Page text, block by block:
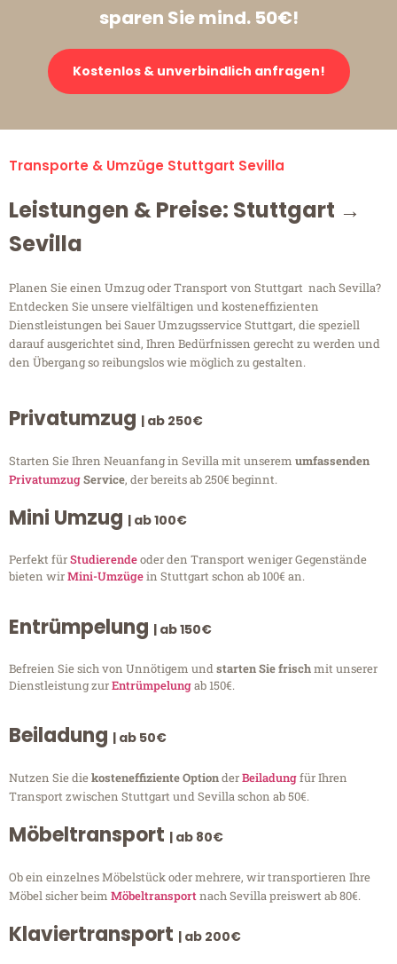
sparen Sie mind. 50€!
Kostenlos & unverbindlich anfragen!
Transporte & Umzüge Stuttgart Sevilla
Leistungen & Preise: Stuttgart →
Sevilla
Planen Sie einen Umzug oder Transport von Stuttgart nach Sevilla?
Entdecken Sie unsere vielfältigen und kosteneffizienten
Dienstleistungen bei Sauer Umzugsservice Stuttgart, die speziell
darauf ausgerichtet sind, Ihren Bedürfnissen gerecht zu werden und
den Übergang so reibungslos wie möglich zu gestalten.
Privatumzug | ab 250€
Starten Sie Ihren Neuanfang in Sevilla mit unserem umfassenden
PrivatumzugService, der bereits ab 250€ beginnt.
Mini Umzug | ab 100€
Perfekt fürStudierendeoder den Transport weniger Gegenstände
bieten wirMini-Umzügein Stuttgart schon ab 100€ an.
Entrümpelung | ab 150€
Befreien Sie sich von Unnötigem undstarten Sie frischmit unserer
Dienstleistung zurEntrümpelungab 150€.
Beiladung | ab 50€
Nutzen Sie diekosteneffiziente OptionderBeiladungfür Ihren
Transport zwischen Stuttgart und Sevilla schon ab 50€.
Möbeltransport | ab 80€
Ob ein einzelnes Möbelstück oder mehrere, wir transportieren Ihre
Möbel sicher beim Möbeltransportnach Sevilla preiswert ab 80€.
Klaviertransport | ab 200€